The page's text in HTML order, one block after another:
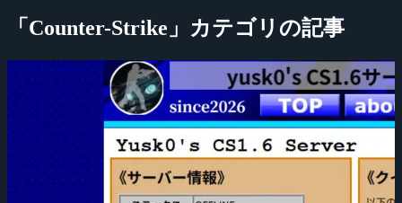
「Counter-Strike」カテゴリの記事